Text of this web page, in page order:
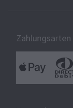
Zahlungsarten